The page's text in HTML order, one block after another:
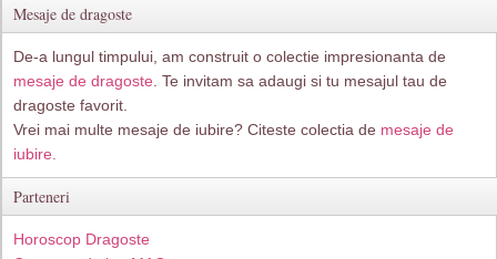
Mesaje de dragoste
De-a lungul timpului, am construit o colectie impresionanta de
mesaje de dragoste . Te invitam sa adaugi si tu mesajul tau de
dragoste favorit.
Vrei mai multe mesaje de iubire? Citeste colectia de mesaje de
iubire.
Parteneri
Horoscop Dragoste